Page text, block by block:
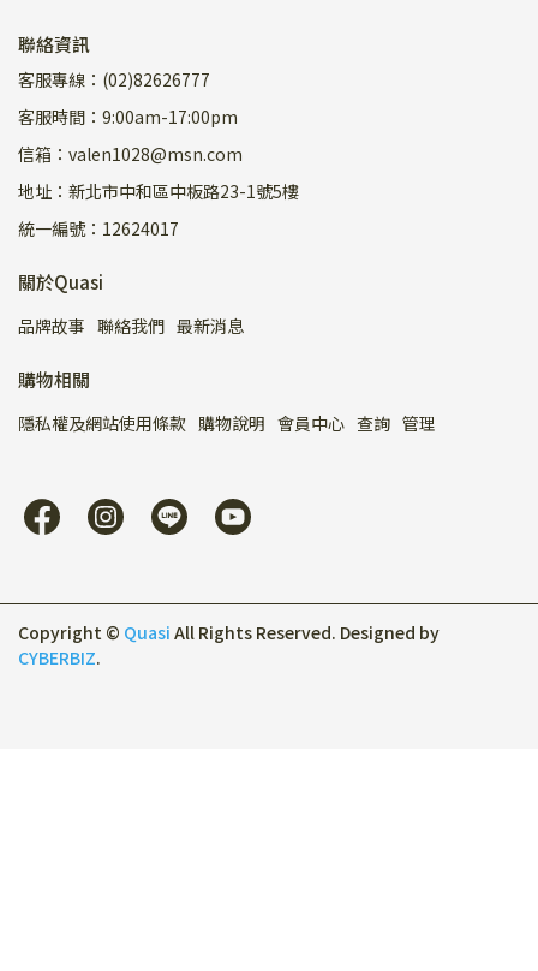
聯絡資訊
客服專線：(02)82626777
客服時間：9:00am-17:00pm
信箱：valen1028@msn.com
地址：新北市中和區中板路23-1號5樓
統一編號：12624017
關於Quasi
品牌故事 聯絡我們 最新消息
購物相關
隱私權及網站使用條款 購物說明 會員中心 查詢 管理
Copyright © Quasi All Rights Reserved. Designed by
CYBERBIZ.